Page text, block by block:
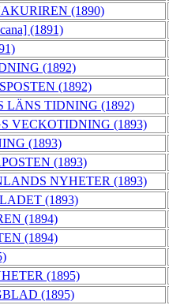
(1890)
(1891)
(1892)
(1892)
LÄNS TIDNING (1892)
VECKOTIDNING (1893)
(1893)
(1893)
NYHETER (1893)
(1893)
(1894)
(1894)
(1895)
(1895)